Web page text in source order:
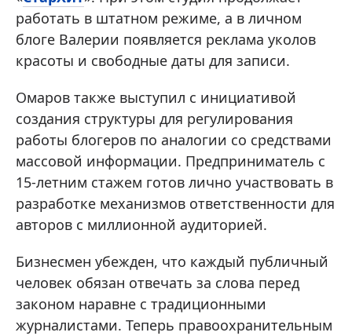
работать в штатном режиме, а в личном
блоге Валерии появляется реклама уколов
красоты и свободные даты для записи.
Омаров также выступил с инициативой
создания структуры для регулирования
работы блогеров по аналогии со средствами
массовой информации. Предприниматель с
15-летним стажем готов лично участвовать в
разработке механизмов ответственности для
авторов с миллионной аудиторией.
Бизнесмен убежден, что каждый публичный
человек обязан отвечать за слова перед
законом наравне с традиционными
журналистами. Теперь правоохранительным